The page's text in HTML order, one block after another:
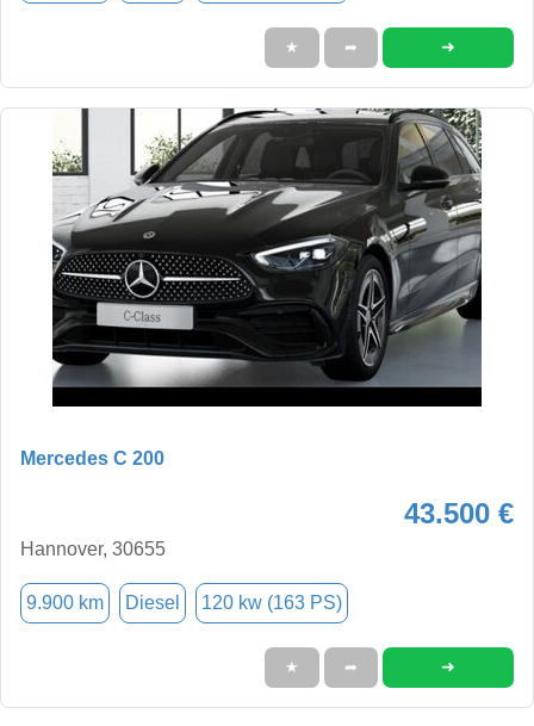
★ ➦ ➜
Mercedes C 200
43.500 €
Hannover, 30655
9.900 km Diesel 120 kw (163 PS)
★ ➦ ➜